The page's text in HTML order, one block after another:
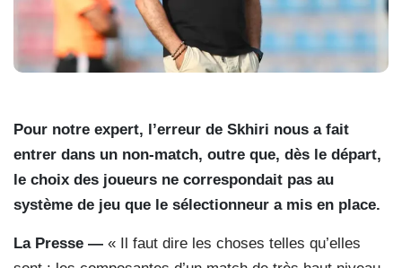
Pour notre expert, l’erreur de Skhiri nous a fait
entrer dans un non-match, outre que, dès le départ,
le choix des joueurs ne correspondait pas au
système de jeu que le sélectionneur a mis en place.
La Presse — « Il faut dire les choses telles qu’elles